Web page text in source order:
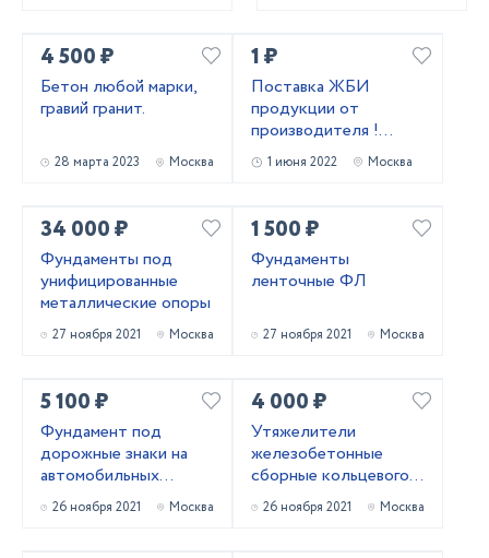
4 500 ₽
Бетон любой марки,
гравий гранит.
28 марта 2023 Москва
1 ₽
Поставка ЖБИ
продукции от
производителя !
Лучшие цены!
1 июня 2022 Москва
34 000 ₽
Фундаменты под
унифицированные
металлические опоры
27 ноября 2021 Москва
1 500 ₽
Фундаменты
ленточные ФЛ
27 ноября 2021 Москва
5 100 ₽
Фундамент под
дорожные знаки на
автомобильных
дорогах
26 ноября 2021 Москва
4 000 ₽
Утяжелители
железобетонные
сборные кольцевого
типа 2УТК
26 ноября 2021 Москва